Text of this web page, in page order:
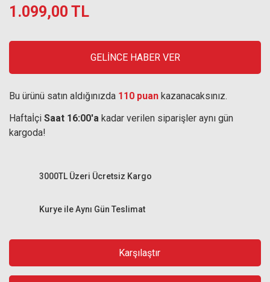
1.099,00 TL
GELİNCE HABER VER
Bu ürünü satın aldığınızda 110 puan kazanacaksınız.
Haftaİçi Saat 16:00'a kadar verilen siparişler aynı gün
kargoda!
Kurye ile Aynı Gün Teslimat
3000TL Üzeri Ücretsiz Kargo
Karşılaştır